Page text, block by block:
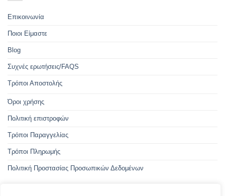
Επικοινωνία
Ποιοι Είμαστε
Blog
Συχνές ερωτήσεις/FAQS
Τρόποι Αποστολής
Όροι χρήσης
Πολιτική επιστροφών
Τρόποι Παραγγελίας
Τρόποι Πληρωμής
Πολιτική Προστασίας Προσωπικών Δεδομένων